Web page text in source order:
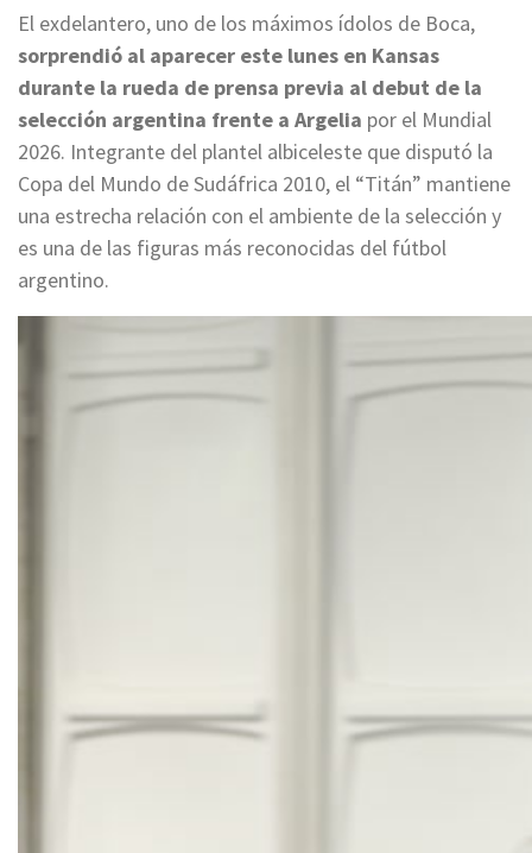
El exdelantero, uno de los máximos ídolos de Boca,
sorprendió al aparecer este lunes en Kansas
durante la rueda de prensa previa al debut de la
selección argentina frente a Argelia por el Mundial
2026. Integrante del plantel albiceleste que disputó la
Copa del Mundo de Sudáfrica 2010, el “Titán” mantiene
una estrecha relación con el ambiente de la selección y
es una de las figuras más reconocidas del fútbol
argentino.